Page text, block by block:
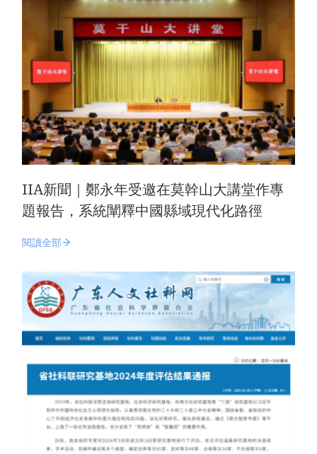
IIA新聞｜鄭永年受邀在莫幹山大講堂作專
題報告，系統闡釋中國縣域現代化路徑
閱讀全部